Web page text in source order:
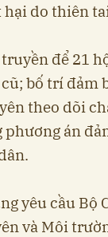
do thiên
để 21
bố trí đảm
theo dõi
phương án
yêu cầu
và Môi